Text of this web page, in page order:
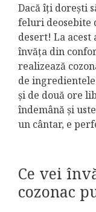
Dacă îți dorești
feluri deosebite
desert! La
învăța din
realizează
de
și de două ore
îndemână și
un cântar, e
Ce vei
cozonac